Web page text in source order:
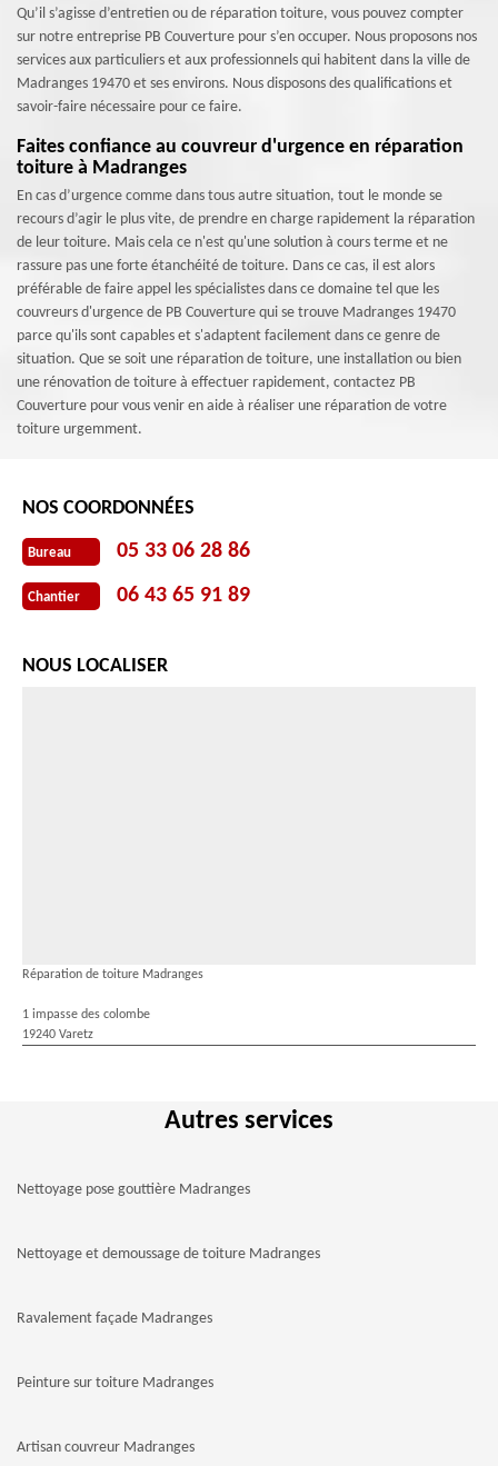
Qu’il s’agisse d’entretien ou de réparation toiture, vous pouvez compter
sur notre entreprise PB Couverture pour s’en occuper. Nous proposons nos
services aux particuliers et aux professionnels qui habitent dans la ville de
Madranges 19470 et ses environs. Nous disposons des qualifications et
savoir-faire nécessaire pour ce faire.
Faites confiance au couvreur d'urgence en réparation
toiture à Madranges
En cas d’urgence comme dans tous autre situation, tout le monde se
recours d’agir le plus vite, de prendre en charge rapidement la réparation
de leur toiture. Mais cela ce n'est qu'une solution à cours terme et ne
rassure pas une forte étanchéité de toiture. Dans ce cas, il est alors
préférable de faire appel les spécialistes dans ce domaine tel que les
couvreurs d'urgence de PB Couverture qui se trouve Madranges 19470
parce qu'ils sont capables et s'adaptent facilement dans ce genre de
situation. Que se soit une réparation de toiture, une installation ou bien
une rénovation de toiture à effectuer rapidement, contactez PB
Couverture pour vous venir en aide à réaliser une réparation de votre
toiture urgemment.
NOS COORDONNÉES
Bureau 05 33 06 28 86
Chantier 06 43 65 91 89
NOUS LOCALISER
Réparation de toiture Madranges
1 impasse des colombe
19240 Varetz
Autres services
Nettoyage pose gouttière Madranges
Nettoyage et demoussage de toiture Madranges
Ravalement façade Madranges
Peinture sur toiture Madranges
Artisan couvreur Madranges